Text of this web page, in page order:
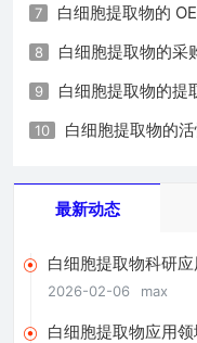
7 白细胞提取物的
8 白细胞提取物的采
9 白细胞提取物的提
10 白细胞提取物的
最新动态
白细胞提取物科研应
2026-02-06 max
白细胞提取物应用